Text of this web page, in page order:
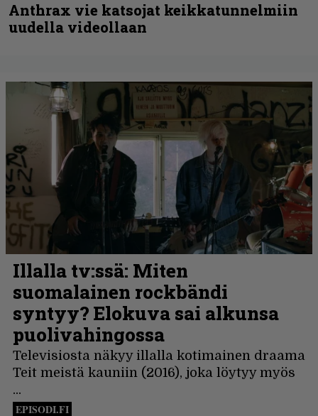
Anthrax vie katsojat keikkatunnelmiin
uudella videollaan